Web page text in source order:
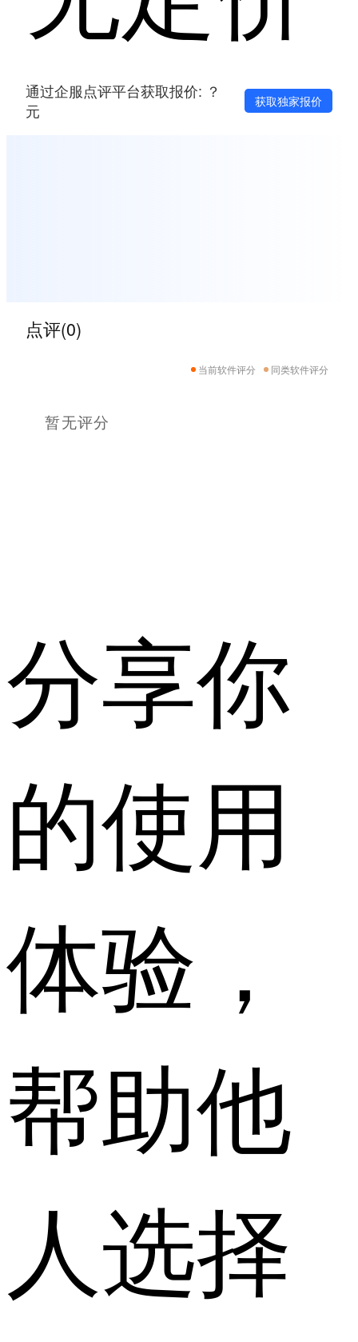
通过企服点评平台获取报价: ？
元
获取独家报价
点评(0)
当前软件评分 同类软件评分
暂无评分
分享你
的使用
体验，
帮助他
人选择